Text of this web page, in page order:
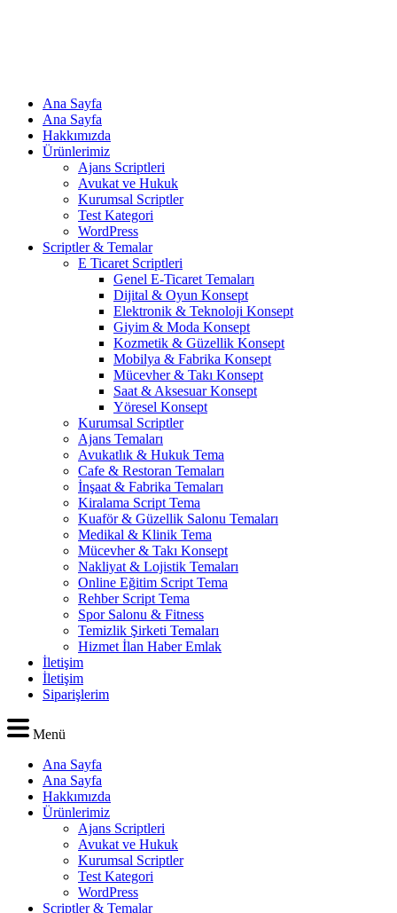
Ana Sayfa
Ana Sayfa
Hakkımızda
Ürünlerimiz
Ajans Scriptleri
Avukat ve Hukuk
Kurumsal Scriptler
Test Kategori
WordPress
Scriptler & Temalar
E Ticaret Scriptleri
Genel E-Ticaret Temaları
Dijital & Oyun Konsept
Elektronik & Teknoloji Konsept
Giyim & Moda Konsept
Kozmetik & Güzellik Konsept
Mobilya & Fabrika Konsept
Mücevher & Takı Konsept
Saat & Aksesuar Konsept
Yöresel Konsept
Kurumsal Scriptler
Ajans Temaları
Avukatlık & Hukuk Tema
Cafe & Restoran Temaları
İnşaat & Fabrika Temaları
Kiralama Script Tema
Kuaför & Güzellik Salonu Temaları
Medikal & Klinik Tema
Mücevher & Takı Konsept
Nakliyat & Lojistik Temaları
Online Eğitim Script Tema
Rehber Script Tema
Spor Salonu & Fitness
Temizlik Şirketi Temaları
Hizmet İlan Haber Emlak
İletişim
İletişim
Siparişlerim
Menü
Ana Sayfa
Ana Sayfa
Hakkımızda
Ürünlerimiz
Ajans Scriptleri
Avukat ve Hukuk
Kurumsal Scriptler
Test Kategori
WordPress
Scriptler & Temalar